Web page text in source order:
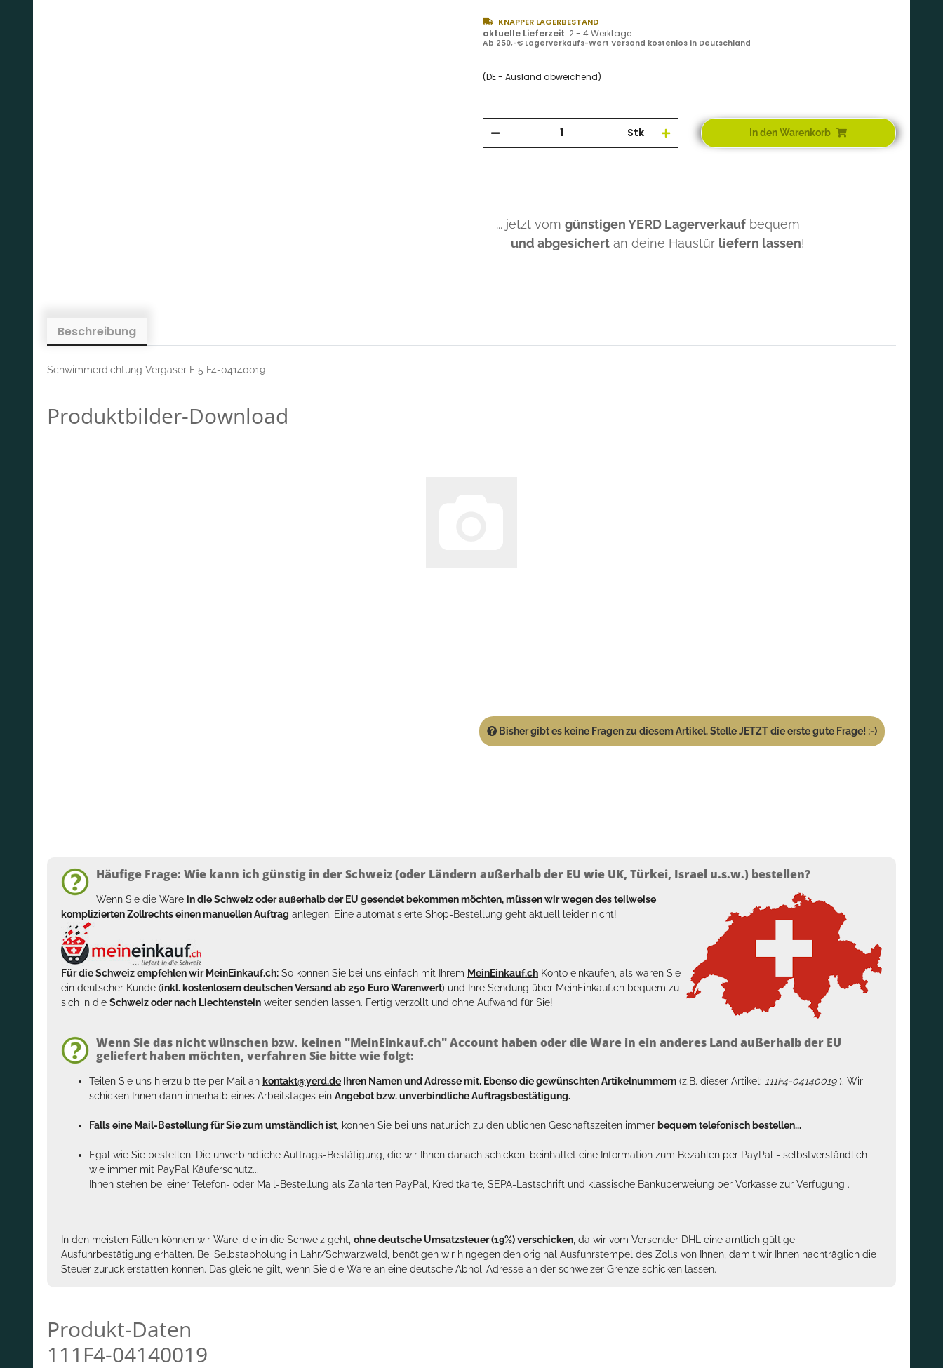
KNAPPER LAGERBESTAND
aktuelle Lieferzeit: 2 - 4 Werktage
Ab 250,-€ Lagerverkaufs-Wert Versand kostenlos in Deutschland
(DE - Ausland abweichend)
Stk In den Warenkorb
... jetzt vom günstigen YERD Lagerverkauf bequem
und abgesichert an deine Haustür liefern lassen!
Beschreibung
Schwimmerdichtung Vergaser F 5 F4-04140019
Produktbilder-Download
Bisher gibt es keine Fragen zu diesem Artikel. Stelle JETZT die erste gute Frage! :-)
Häufige Frage: Wie kann ich günstig in der Schweiz (oder Ländern außerhalb der EU wie UK, Türkei, Israel u.s.w.) bestellen?
Wenn Sie die Ware in die Schweiz oder außerhalb der EU gesendet bekommen möchten, müssen wir wegen des teilweise
komplizierten Zollrechts einen manuellen Auftrag anlegen. Eine automatisierte Shop-Bestellung geht aktuell leider nicht!
Für die Schweiz empfehlen wir MeinEinkauf.ch: So können Sie bei uns einfach mit Ihrem MeinEinkauf.ch Konto einkaufen, als wären Sie
ein deutscher Kunde (inkl. kostenlosem deutschen Versand ab 250 Euro Warenwert) und Ihre Sendung über MeinEinkauf.ch bequem zu
sich in die Schweiz oder nach Liechtenstein weiter senden lassen. Fertig verzollt und ohne Aufwand für Sie!
Wenn Sie das nicht wünschen bzw. keinen "MeinEinkauf.ch" Account haben oder die Ware in ein anderes Land außerhalb der EU
geliefert haben möchten, verfahren Sie bitte wie folgt:
Teilen Sie uns hierzu bitte per Mail an kontakt@yerd.de Ihren Namen und Adresse mit. Ebenso die gewünschten Artikelnummern (z.B. dieser Artikel: 111F4-04140019). Wir
schicken Ihnen dann innerhalb eines Arbeitstages ein Angebot bzw. unverbindliche Auftragsbestätigung.
Falls eine Mail-Bestellung für Sie zum umständlich ist , können Sie bei uns natürlich zu den üblichen Geschäftszeiten immer bequem telefonisch bestellen...
Egal wie Sie bestellen: Die unverbindliche Auftrags-Bestätigung, die wir Ihnen danach schicken, beinhaltet eine Information zum Bezahlen per PayPal - selbstverständlich
wie immer mit PayPal Käuferschutz...
Ihnen stehen bei einer Telefon- oder Mail-Bestellung als Zahlarten PayPal, Kreditkarte, SEPA-Lastschrift und klassische Banküberweiung per Vorkasse zur Verfügung .
In den meisten Fällen können wir Ware, die in die Schweiz geht, ohne deutsche Umsatzsteuer (19%) verschicken , da wir vom Versender DHL eine amtlich gültige
Ausfuhrbestätigung erhalten. Bei Selbstabholung in Lahr/Schwarzwald, benötigen wir hingegen den original Ausfuhrstempel des Zolls von Ihnen, damit wir Ihnen nachträglich die
Steuer zurück erstatten können. Das gleiche gilt, wenn Sie die Ware an eine deutsche Abhol-Adresse an der schweizer Grenze schicken lassen.
Produkt-Daten
111F4-04140019